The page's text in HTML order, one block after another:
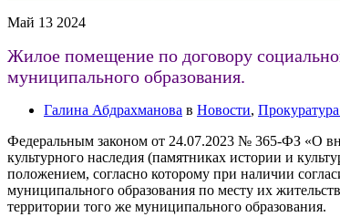
Май 13 2024
Жилое помещение по договору
муниципального образования.
Галина Абдрахманова в Новости,
Федеральным законом от 24.07.2023 № 365-ФЗ «О
культурного наследия (памятниках истории и
положением, согласно которому при наличии
муниципального образования по месту их
территории того же муниципального образования.